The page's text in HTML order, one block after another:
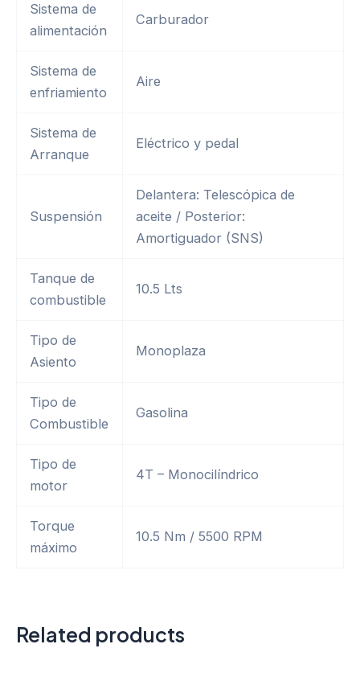
Sistema de
alimentación
Carburador
Sistema de
enfriamiento
Aire
Sistema de
Arranque
Eléctrico y pedal
Suspensión
Delantera: Telescópica de
aceite / Posterior:
Amortiguador (SNS)
Tanque de
combustible
10.5 Lts
Tipo de
Asiento
Monoplaza
Tipo de
Combustible
Gasolina
Tipo de
motor
4T – Monocilíndrico
Torque
máximo
10.5 Nm / 5500 RPM
Related products